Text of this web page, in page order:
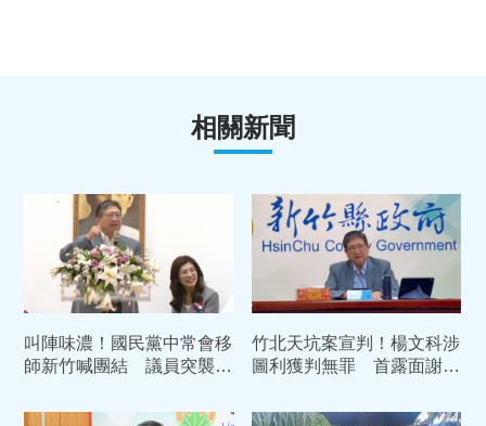
相關新聞
叫陣味濃！國民黨中常會移
師新竹喊團結 議員突襲大
凍結
竹北天坑案宣判！楊文科涉
圖利獲判無罪 首露面謝法